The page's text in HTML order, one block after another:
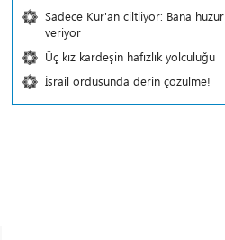
Sadece Kur'an ciltliyor: Bana huzur
veriyor
Üç kız kardeşin hafızlık yolculuğu
İsrail ordusunda derin çözülme!